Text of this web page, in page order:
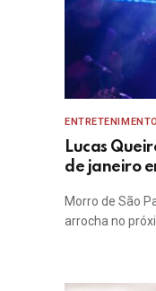
ENTRETENIMENTO
Lucas
de janeiro
Morro de São
arrocha no